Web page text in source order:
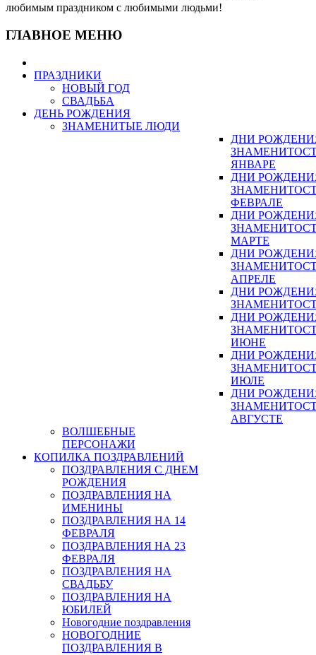
любимым праздником с любимыми людьми!
ГЛАВНОЕ МЕНЮ
ПРАЗДНИКИ
НОВЫЙ ГОД
СВАДЬБА
ДЕНЬ РОЖДЕНИЯ
ЗНАМЕНИТЫЕ ЛЮДИ
ДНИ
ЯНВАРЕ
ДНИ
ФЕВРАЛЕ
ДНИ
МАРТЕ
ДНИ
АПРЕЛЕ
ДНИ
ДНИ
ИЮНЕ
ДНИ
ИЮЛЕ
ДНИ
АВГУСТЕ
ВОЛШЕБНЫЕ
ПЕРСОНАЖИ
КОПИЛКА ПОЗДРАВЛЕНИЙ
ПОЗДРАВЛЕНИЯ С ДНЕМ
РОЖДЕНИЯ
ПОЗДРАВЛЕНИЯ НА
ИМЕНИНЫ
ПОЗДРАВЛЕНИЯ НА 14
ФЕВРАЛЯ
ПОЗДРАВЛЕНИЯ НА 23
ФЕВРАЛЯ
ПОЗДРАВЛЕНИЯ НА
СВАДЬБУ
ПОЗДРАВЛЕНИЯ НА
ЮБИЛЕЙ
Новогодние поздравления
НОВОГОДНИЕ
ПОЗДРАВЛЕНИЯ В